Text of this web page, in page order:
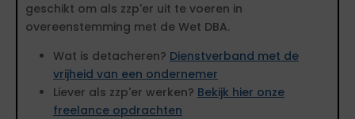
geschikt om als zzp'er uit te voeren in
overeenstemming met de Wet DBA.
Wat is detacheren? Dienstverband met de
vrijheid van een ondernemer
Liever als zzp'er werken? Bekijk hier onze
freelance opdrachten